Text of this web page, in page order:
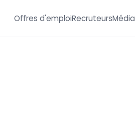
Offres d'emploiRecruteursMédia